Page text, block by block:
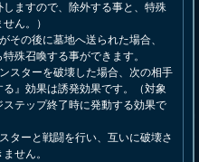
ますので、除外する事と、特殊
ん。）
その後に墓地へ送られた場合、
殊召喚する事ができます。
スターを破壊した場合、次の相手
』効果は誘発効果です。（対象
テップ終了時に発動する効果で
ターと戦闘を行い、互いに破壊さ
せん。